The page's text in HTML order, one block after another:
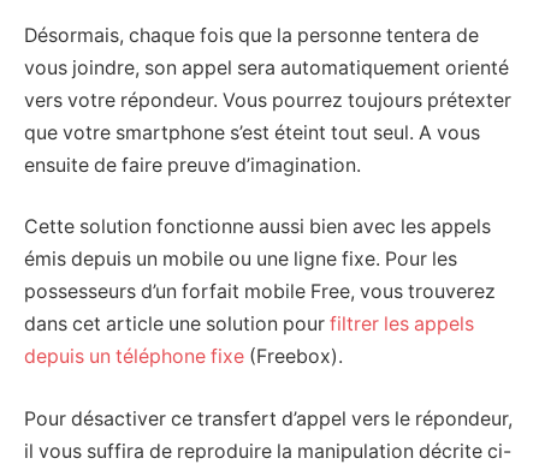
Désormais, chaque fois que la personne tentera de
vous joindre, son appel sera automatiquement orienté
vers votre répondeur. Vous pourrez toujours prétexter
que votre smartphone s’est éteint tout seul. A vous
ensuite de faire preuve d’imagination.
Cette solution fonctionne aussi bien avec les appels
émis depuis un mobile ou une ligne fixe. Pour les
possesseurs d’un forfait mobile Free, vous trouverez
dans cet article une solution pour filtrer les appels
depuis un téléphone fixe (Freebox).
Pour désactiver ce transfert d’appel vers le répondeur,
il vous suffira de reproduire la manipulation décrite ci-